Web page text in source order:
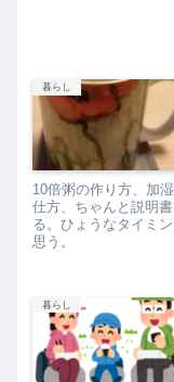
暮らし
10倍粥の作り方、加
仕方、ちゃんと説明
る。ひょうなタイミ
思う。
暮らし